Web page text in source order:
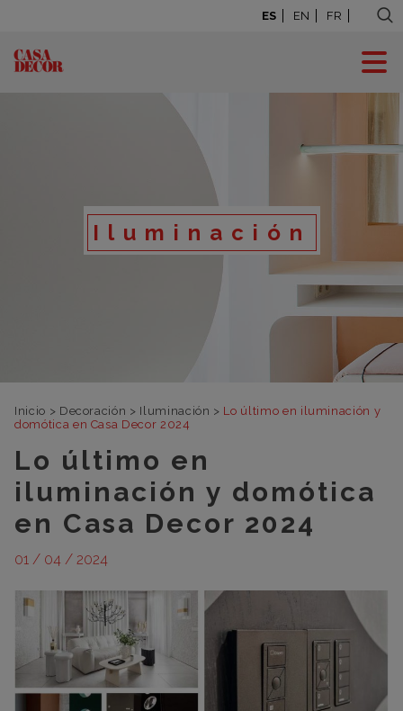
ES EN FR
Iluminación
Inicio > Decoración > Iluminación > Lo último en iluminación y
domótica en Casa Decor 2024
Lo último en
iluminación y domótica
en Casa Decor 2024
01 / 04 / 2024